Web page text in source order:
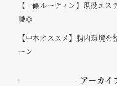
【一條ルーティン】現役エ
識◎
【中本オススメ】腸内環境を
ーン
アーカイ